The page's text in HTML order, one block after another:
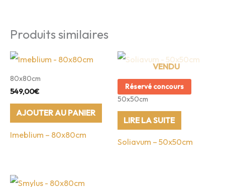
Produits similaires
80x80cm
549,00€
AJOUTER AU PANIER
Imeblium – 80x80cm
Réservé concours
50x50cm
LIRE LA SUITE
Soliavum – 50x50cm